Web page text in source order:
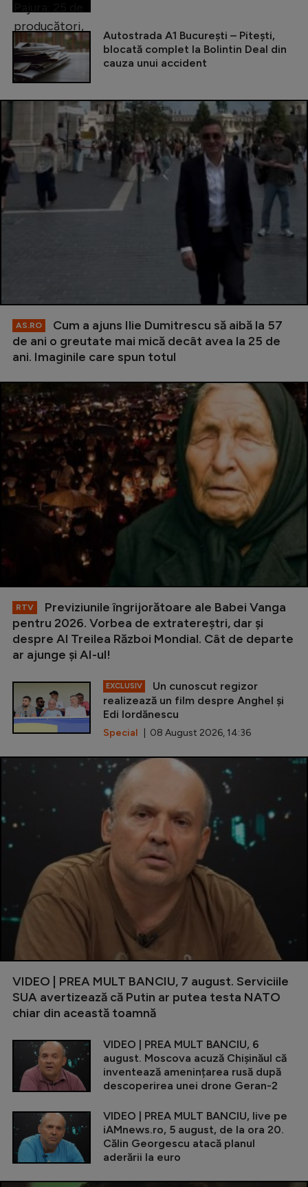
Autostrada A1 București – Pitești,
blocată complet la Bolintin Deal din
cauza unui accident
AS.RO
Cum a ajuns Ilie Dumitrescu să aibă la 57
de ani o greutate mai mică decât avea la 25 de
ani. Imaginile care spun totul
RTV
Previziunile îngrijorătoare ale Babei Vanga
pentru 2026. Vorbea de extratereștri, dar și
despre Al Treilea Război Mondial. Cât de departe
ar ajunge și AI-ul!
EXCLUSIV
Un cunoscut regizor
realizează un film despre Anghel și
Edi Iordănescu
Special | 08 August 2026, 14:36
VIDEO | PREA MULT BANCIU, 7 august. Serviciile
SUA avertizează că Putin ar putea testa NATO
chiar din această toamnă
VIDEO | PREA MULT BANCIU, 6
august. Moscova acuză Chișinăul că
inventează amenințarea rusă după
descoperirea unei drone Geran-2
VIDEO | PREA MULT BANCIU, live pe
iAMnews.ro, 5 august, de la ora 20.
Călin Georgescu atacă planul
aderării la euro